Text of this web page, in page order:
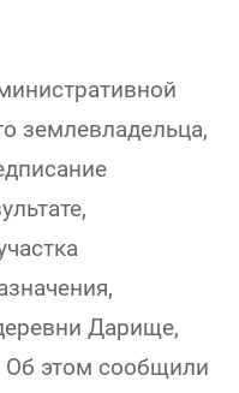
землевладельца,
Дарище,
Об этом сообщили